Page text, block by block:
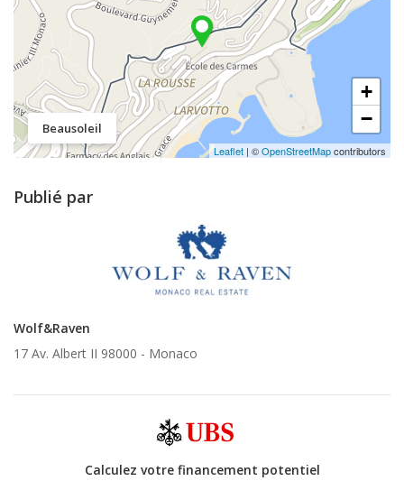
Beausoleil
+
−
Leaflet | ©OpenStreetMapcontributors
Publié par
Wolf&Raven
17 Av. Albert II 98000 - Monaco
Calculez votre financement potentiel